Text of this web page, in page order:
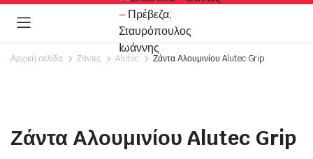
Αρχική σελίδα Ζάντες Alutec Ζάντα Αλουμινίου Alutec Grip
Ζάντα Αλουμινίου Alutec Grip